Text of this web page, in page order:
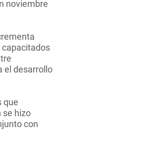
noviembre
capacitados
el desarrollo
que
se hizo
con